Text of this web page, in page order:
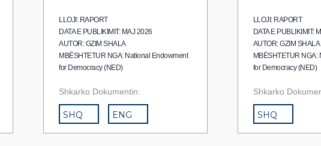
LLOJI: RAPORT
DATA E PUBLIKIMIT: MAJ 2026
AUTOR: GZIM SHALA
MBËSHTETUR NGA: National Endowment
for Democracy (NED)
Shkarko Dokumentin:
SHQ ENG
LLOJI: RAPORT
DATA E PUBLIKIMIT:
AUTOR: GZIM SHALA
MBËSHTETUR
for Democracy (NED)
Shkarko
SHQ